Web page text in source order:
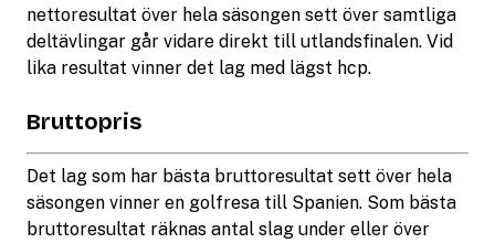
nettoresultat över hela säsongen sett över samtliga
deltävlingar går vidare direkt till utlandsfinalen. Vid
lika resultat vinner det lag med lägst hcp.
Bruttopris
Det lag som har bästa bruttoresultat sett över hela
säsongen vinner en golfresa till Spanien. Som bästa
bruttoresultat räknas antal slag under eller över